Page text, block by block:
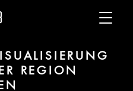
REGION